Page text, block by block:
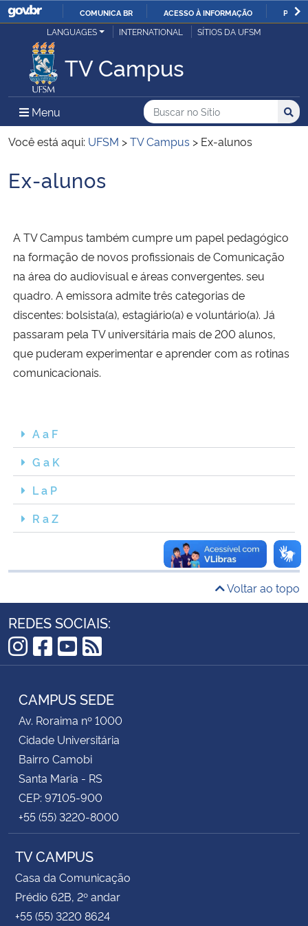
IR
O
COMUNICA BR ACESSO À INFORMAÇÃO
Ministério da Justiça e Segurança Pública
Ministério da Defesa
Ministério das Relações Exteriores
Ministério da Economia
Ministério da Agricultura, Pecuária e Abastecimento
Ministério da Educação
Ministério da Cidadania
Ministério da Saúde
Ministério da Ciência, Tecnologia, Inovações e Comunicações
Ministério do Meio Ambiente
Ministério do Turismo
Controladoria-Geral da União
Secretaria-Geral
Gabinete de Segurança Institucional
Advocacia-Geral da União
Banco Central do Brasil
Planalto
LANGUAGES INTERNATIONAL SÍTIOS DA UFSM
TV Campus
Menu Menu Principal do Sítio
Busca
Buscar no no Sítio
Busca:
Você está aqui: UFSM >TV Campus > Ex-alunos
Início do conteúdo
Ex-alunos
A TV Campus também cumpre um papel pedagógico
na formação de novos profissionais de Comunicação
na área do audiovisual e áreas convergentes. seu
quadro. A emissora admite três categorias de
discentes: bolsista(a), estagiário(a) e voluntário(a). Já
passaram pela TV universitária mais de 200 alunos,
que puderam experimentar e aprender com as rotinas
comunicacionais.
A a F
G a K
L a P
R a Z
Voltar ao topo
REDES SOCIAIS:
Instagram
Facebook
YouTube
RSS
CAMPUS SEDE
Av. Roraima nº 1000
Cidade Universitária
Bairro Camobi
Santa Maria - RS
CEP: 97105-900
+55 (55) 3220-8000
TV CAMPUS
Casa da Comunicação
Prédio 62B, 2º andar
+55 (55) 3220 8624